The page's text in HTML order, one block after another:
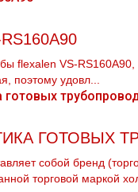
flехalеn VS-
поэтому удовл...
ГОТОВЫХ
собой бренд
торговой маркой